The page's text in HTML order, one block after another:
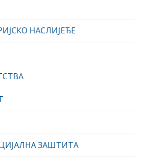
НАСЛИЈЕЂЕ
ЗАШТИТА